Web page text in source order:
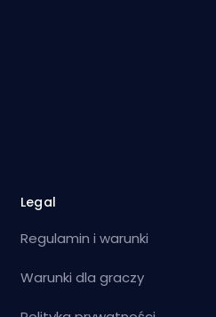
Legal
Regulamin i warunki
Warunki dla graczy